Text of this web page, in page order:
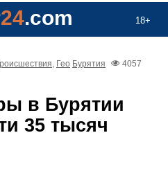
18+
24.com
, Гео Бурятия
4057
в Бурятии
35 тысяч